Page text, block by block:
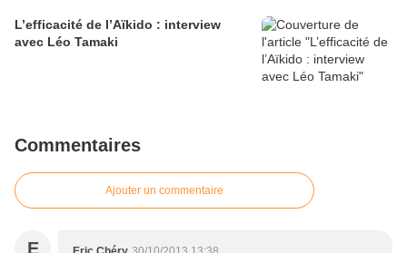
L’efficacité de l’Aïkido : interview
avec Léo Tamaki
Commentaires
Ajouter un commentaire
E